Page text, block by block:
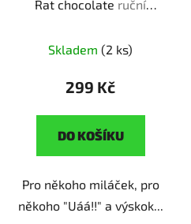
Rat chocolate ruční
Skladem (2 ks)
299 Kč
DO KOŠÍKU
Pro někoho miláček, pro
někoho "Uáá!!" a výskok...